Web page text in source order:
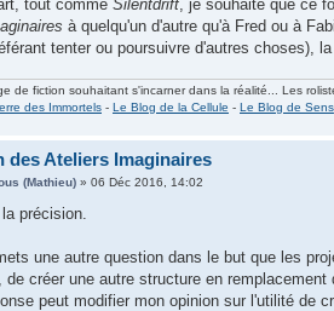
tout comme Silentdrift , je souhaite que ce
à quelqu'un d'autre qu'à Fred ou à
tenter ou poursuivre d'autres choses),
de fiction souhaitant s'incarner dans la réalité... Les
des Immortels - Le Blog de la Cellule - Le Blog de Sens
des Ateliers Imaginaires
(Mathieu) » 06 Déc 2016, 14:02
précision.
une autre question dans le but que les
de créer une autre structure en
peut modifier mon opinion sur l'utilité de